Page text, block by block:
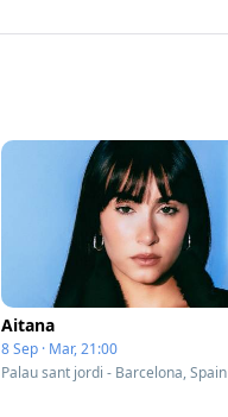
Aitana
8 Sep · Mar, 21:00
Palau sant jordi - Barcelona, Spain